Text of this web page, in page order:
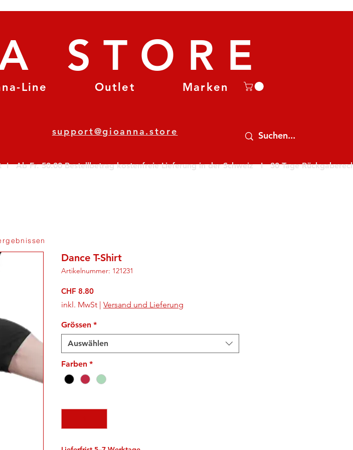
Line Outlet Marken
STORE
78 support@gioanna.store
Ab Fr. 50.00 Bestellbetrag kostenfreie Lieferung in der Schweiz   I   30 Tage
Dance T-Shirt
Artikelnummer: 121231
CHF 8.80Preis
inkl. MwSt | Versand und Lieferung
Grössen *
Auswählen
Farben *